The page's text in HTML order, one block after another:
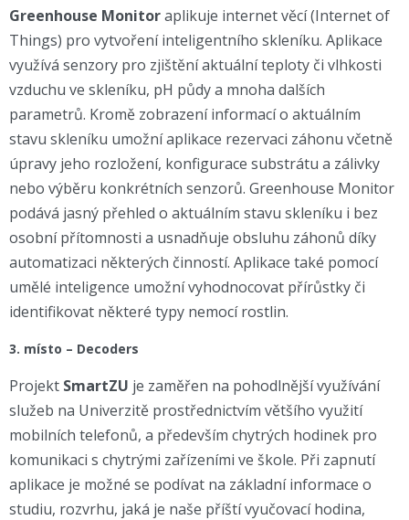
Greenhouse Monitoraplikuje internet věcí (Internet of
Things) pro vytvoření inteligentního skleníku. Aplikace
využívá senzory pro zjištění aktuální teploty či vlhkosti
vzduchu ve skleníku, pH půdy a mnoha dalších
parametrů. Kromě zobrazení informací o aktuálním
stavu skleníku umožní aplikace rezervaci záhonu včetně
úpravy jeho rozložení, konfigurace substrátu a zálivky
nebo výběru konkrétních senzorů. Greenhouse Monitor
podává jasný přehled o aktuálním stavu skleníku i bez
osobní přítomnosti a usnadňuje obsluhu záhonů díky
automatizaci některých činností. Aplikace také pomocí
umělé inteligence umožní vyhodnocovat přírůstky či
identifikovat některé typy nemocí rostlin.
3. místo – Decoders
Projekt SmartZU je zaměřen na pohodlnější využívání
služeb na Univerzitě prostřednictvím většího využití
mobilních telefonů, a především chytrých hodinek pro
komunikaci s chytrými zařízeními ve škole. Při zapnutí
aplikace je možné se podívat na základní informace o
studiu, rozvrhu, jaká je naše příští vyučovací hodina,